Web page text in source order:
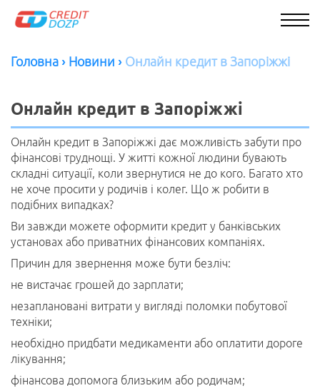
Найкращі кредитні пропозиції місяця
RU
Головна › Новини › Онлайн кредит в Запоріжжі
Онлайн кредит в Запоріжжі
Онлайн кредит в Запоріжжі дає можливість забути про
фінансові труднощі. У житті кожної людини бувають
складні ситуації, коли звернутися не до кого. Багато хто
не хоче просити у родичів і колег. Що ж робити в
подібних випадках?
Ви завжди можете оформити кредит у банківських
установах або приватних фінансових компаніях.
Причин для звернення може бути безліч:
не вистачає грошей до зарплати;
незаплановані витрати у вигляді поломки побутової
техніки;
необхідно придбати медикаменти або оплатити дороге
лікування;
фінансова допомога близьким або родичам;